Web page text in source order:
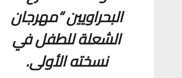
البحراويين “مهرجان
الشعلة للطفل في
نسخته الأولى.